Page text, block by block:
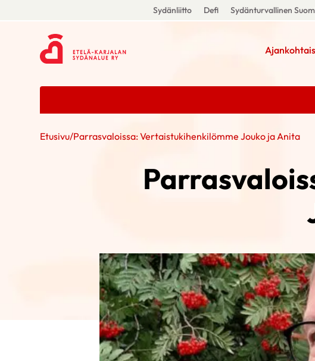
Sydänliitto Defi Sydänturvallinen
Etusivu/Parrasvaloissa: Vertaistukihenkilömme Jouko ja Anita